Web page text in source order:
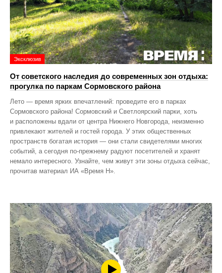
Эксклюзив
От советского наследия до современных зон отдыха:
прогулка по паркам Сормовского района
Лето — время ярких впечатлений: проведите его в парках
Сормовского района! Сормовский и Светлоярский парки, хоть
и расположены вдали от центра Нижнего Новгорода, неизменно
привлекают жителей и гостей города. У этих общественных
пространств богатая история — они стали свидетелями многих
событий, а сегодня по‑прежнему радуют посетителей и хранят
немало интересного. Узнайте, чем живут эти зоны отдыха сейчас,
прочитав материал ИА «Время Н».